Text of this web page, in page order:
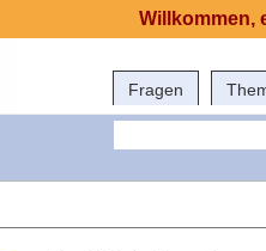
Fragen
Willkommen,